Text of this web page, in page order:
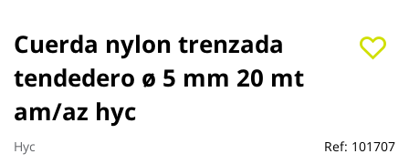
Cuerda nylon trenzada
tendedero ø 5 mm 20 mt
am/az hyc
Hyc Ref: 101707
Saltar
al
comienzo
de
la
galería
de